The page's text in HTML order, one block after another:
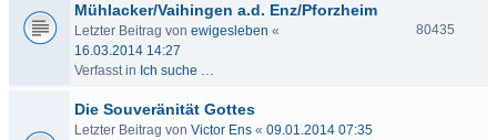
Mühlacker/Vaihingen a.d. Enz/Pforzheim
Letzter Beitrag von ewigesleben «
16.03.2014 14:27
Verfasst in Ich suche …
80435
Die Souveränität Gottes
Letzter Beitrag von Victor Ens « 09.01.2014 07:35